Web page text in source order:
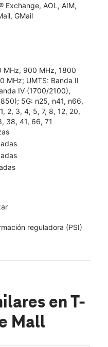
Exchange, AOL, AIM,
GMail
MHz, 900 MHz, 1800
MHz; UMTS: Banda II
IV (1700/2100),
5G: n25, n41, n66,
2, 3, 4, 5, 7, 8, 12, 20,
38, 41, 66, 71
reguladora (PSI)
en T-
Mall